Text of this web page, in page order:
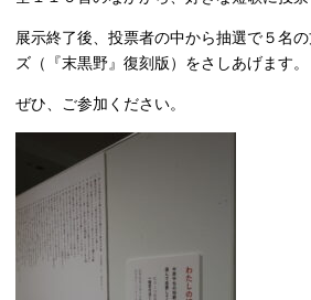
展示終了後、投票者の中から抽選で５名
ズ（『末黒野』復刻版）をさしあげます。
ぜひ、ご参加ください。